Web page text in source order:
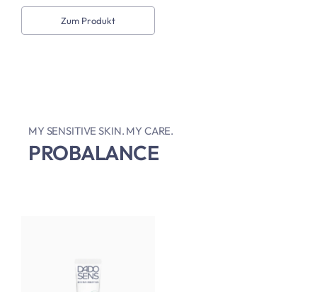
Zum Produkt
MY SENSITIVE SKIN. MY CARE.
PROBALANCE